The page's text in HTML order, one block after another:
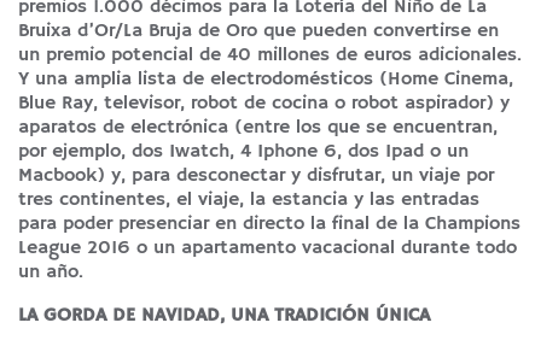
premios 1.000 décimos para la Lotería del Niño de La
Bruixa d’Or/La Bruja de Oro que pueden convertirse en
un premio potencial de 40 millones de euros adicionales.
Y una amplia lista de electrodomésticos (Home Cinema,
Blue Ray, televisor, robot de cocina o robot aspirador) y
aparatos de electrónica (entre los que se encuentran,
por ejemplo, dos Iwatch, 4 Iphone 6, dos Ipad o un
Macbook) y, para desconectar y disfrutar, un viaje por
tres continentes, el viaje, la estancia y las entradas
para poder presenciar en directo la final de la Champions
League 2016 o un apartamento vacacional durante todo
un año.
LA GORDA DE NAVIDAD, UNA TRADICIÓN ÚNICA